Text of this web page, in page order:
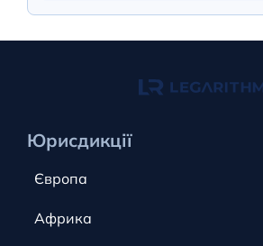
Юрисдикції
Європа
Кіпр
Африка